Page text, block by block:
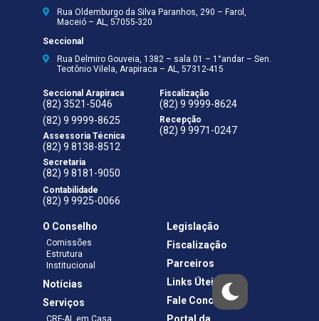
Rua Oldemburgo da Silva Paranhos, 290 – Farol,
Maceió – AL, 57055-320
Seccional
Rua Delmiro Gouveia, 1382 – sala 01 – 1°andar – Sen.
Teotônio Vilela, Arapiraca – AL, 57312-415
Seccional Arapiraca
(82) 3521-5046
(82) 9 9999-8625
Assessoria Técnica
(82) 9 8138-8512
Secretaria
(82) 9 8181-9050
Contabilidade
(82) 9 9925-0066
Fiscalização
(82) 9 9999-8624
Recepção
(82) 9 9971-0247
O Conselho
Comissões
Estrutura
Institucional
Notícias
Serviços
CRF-AL em Casa
Legislação
Fiscalização
Parceiros
Links Úteis
Fale Conosco
Portal da